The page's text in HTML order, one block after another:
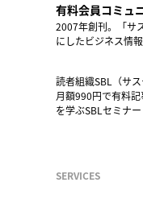
有料会員コミュ
2007年創刊。「サ
にしたビジネス情
読者組織SBL（サ
月額990円で有料
を学ぶSBLセミナ
SERVICES